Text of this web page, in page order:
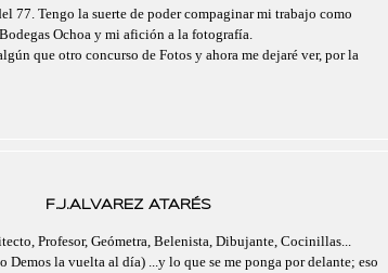
77. Tengo la suerte de poder compaginar mi trabajo como
Ochoa y mi afición a la fotografía.
que otro concurso de Fotos y ahora me dejaré ver, por la
F.J.ALVAREZ ATARÉS
Profesor, Geómetra, Belenista, Dibujante, Cocinillas...
Demos la vuelta al día) ...y lo que se me ponga por delante; eso